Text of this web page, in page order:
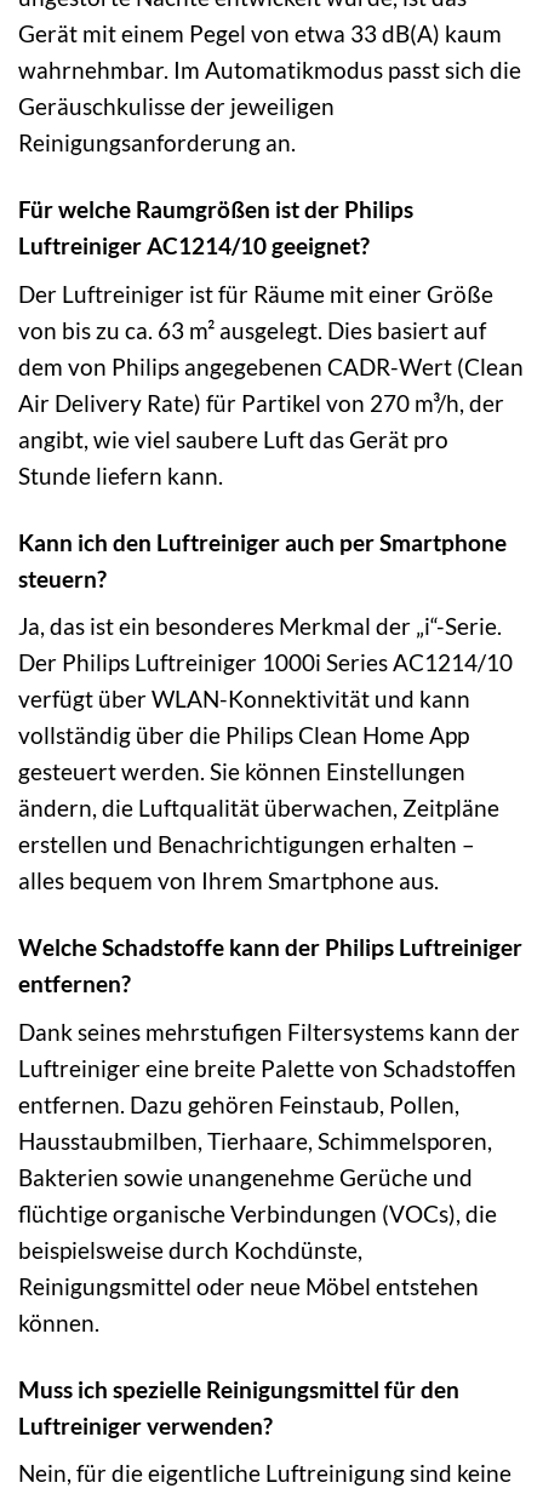
Gerät mit einem Pegel von etwa 33 dB(A) kaum
wahrnehmbar. Im Automatikmodus passt sich die
Geräuschkulisse der jeweiligen
Reinigungsanforderung an.
Für welche Raumgrößen ist der Philips
Luftreiniger AC1214/10 geeignet?
Der Luftreiniger ist für Räume mit einer Größe
von bis zu ca. 63 m² ausgelegt. Dies basiert auf
dem von Philips angegebenen CADR-Wert (Clean
Air Delivery Rate) für Partikel von 270 m³/h, der
angibt, wie viel saubere Luft das Gerät pro
Stunde liefern kann.
Kann ich den Luftreiniger auch per Smartphone
steuern?
Ja, das ist ein besonderes Merkmal der „i“-Serie.
Der Philips Luftreiniger 1000i Series AC1214/10
verfügt über WLAN-Konnektivität und kann
vollständig über die Philips Clean Home App
gesteuert werden. Sie können Einstellungen
ändern, die Luftqualität überwachen, Zeitpläne
erstellen und Benachrichtigungen erhalten –
alles bequem von Ihrem Smartphone aus.
Welche Schadstoffe kann der Philips Luftreiniger
entfernen?
Dank seines mehrstufigen Filtersystems kann der
Luftreiniger eine breite Palette von Schadstoffen
entfernen. Dazu gehören Feinstaub, Pollen,
Hausstaubmilben, Tierhaare, Schimmelsporen,
Bakterien sowie unangenehme Gerüche und
flüchtige organische Verbindungen (VOCs), die
beispielsweise durch Kochdünste,
Reinigungsmittel oder neue Möbel entstehen
können.
Muss ich spezielle Reinigungsmittel für den
Luftreiniger verwenden?
Nein, für die eigentliche Luftreinigung sind keine